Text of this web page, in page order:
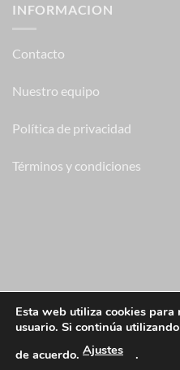
INFORMACION
Contacto
Nuestro equipo
Política de privacidad
Términos y condiciones
SOBRE NOSOTROS
Esta web utiliza cookies
usuario. Si continúa
de acuerdo. Ajustes .